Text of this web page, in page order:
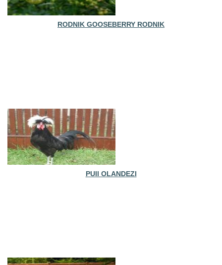
RODNIK GOOSEBERRY RODNIK
PUII OLANDEZI